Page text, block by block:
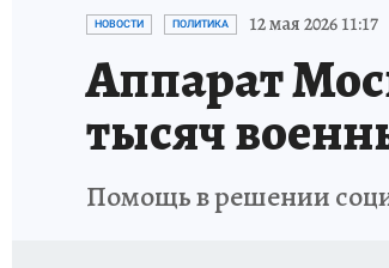
ИСПЫТАНО НА СЕБЕ
НОВОСТИ ПОЛИТИКА 12 мая 2026 11:17
Аппарат
тысяч
Помощь в решении